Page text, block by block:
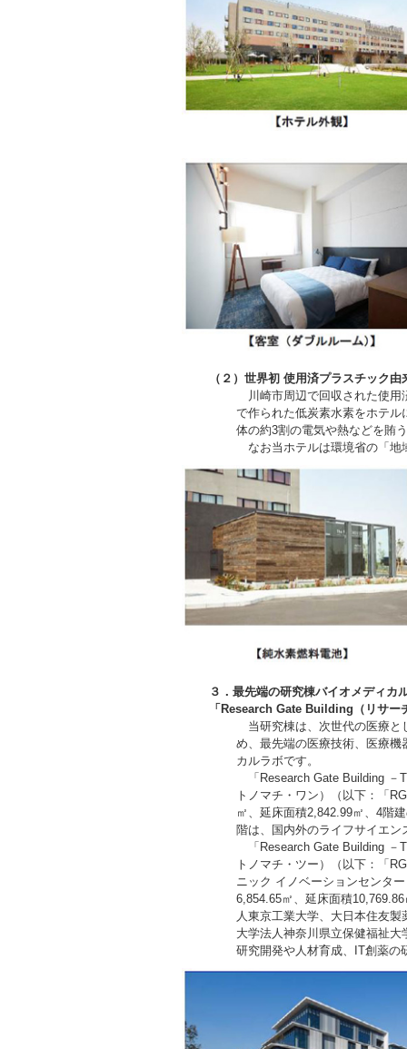
（２）世界初 使用済プラスチック
川崎市周辺で回収された使用
で作られた低炭素水素をホテ
体の約3割の電気や熱などを賄
なお当ホテルは環境省の「地
３． 最先端の研究棟バイオメディカ
「Research Gate Building（リサー
当研究棟は、次世代の医療と
め、最先端の医療技術、医療
カルラボです。
「Research Gate Building －
トノマチ・ワン）（以下：「
㎡、延床面積2,842.99㎡、4階
階は、国内外のライフサイエ
「Research Gate Building －
トノマチ・ツー）（以下：「
ニック イノベーションセンタ
6,854.65㎡、延床面積
人東京工業大学、大日本住友
大学法人神奈川県立保健福祉
研究開発や人材育成、IT創薬の